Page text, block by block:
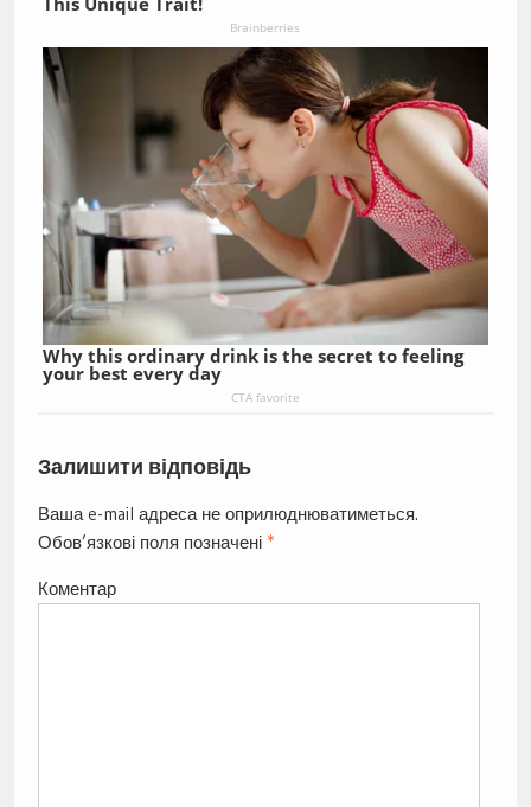
Brainberries
Why this ordinary drink is the secret to feeling
your best every day
CTA favorite
Залишити відповідь
Ваша e-mail адреса не оприлюднюватиметься.
Обов’язкові поля позначені *
Коментар